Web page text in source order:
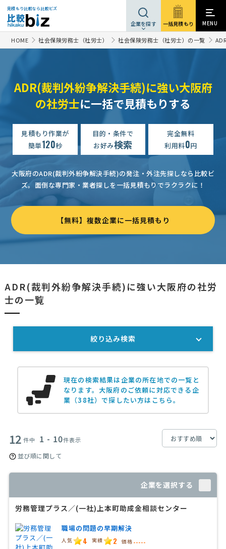
見積もり比較なら比較ビズ
企業を探す 一括見積もり MENU
HOME 社会保険労務士（社労士） 社会保険労務士（社労士）の一覧
ADR(裁判外紛争解決手続)に強い大阪府
の社労士に一括で見積もりする
見積もり作業が
簡単120秒
目的・条件で
お好み検索
完全無料
利用料0円
大阪府のADR(裁判外紛争解決手続)の発注・外注先探しなら比較ビ
ズ。 面倒な専門家・業者探しを一括見積もりでラクラクに！
【無料】複数企業に一括見積もり
ADR(裁判外紛争解決手続)に強い大阪府の社労
士の一覧
現在の検索結果は企業の所在地での一覧と
なります。 大阪府のご依頼に対応できる企
業（38社）で探したい方はこちら。
12 件中 1 - 10件表示
並び順に関して
企業を選択する
労務管理プラス／(一社)上本町助成金相談センター
職場の問題の早期解決
人気 4 実績 2 価格 -----
絞り込み検索